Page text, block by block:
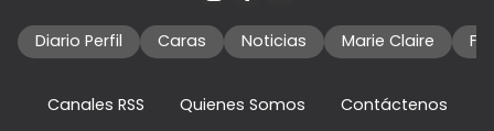
Diario Perfil Caras Noticias Marie Claire
Canales RSS Quienes Somos
Contáctenos